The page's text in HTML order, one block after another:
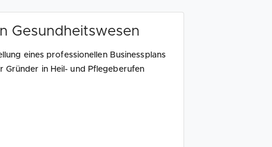
Gesundheitswesen
eines professionellen Businessplans
Gründer in Heil- und Pflegeberufen